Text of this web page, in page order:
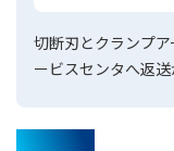
切断刃とクランプ
ービスセンタへ返送